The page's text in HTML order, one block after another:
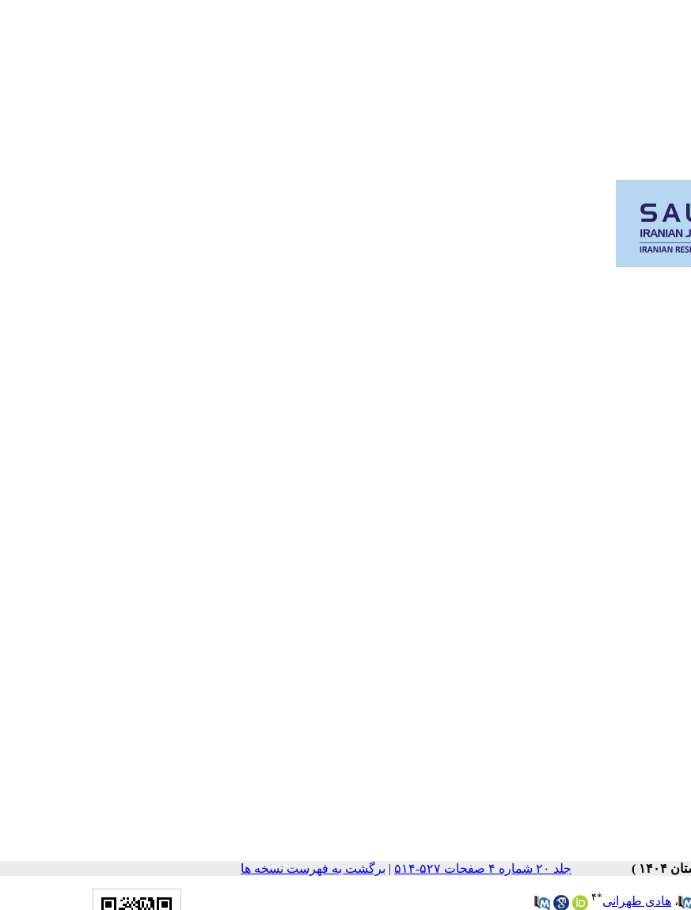
جلد ۲۰ شماره ۴ صفحات ۵۲۷-۵۱۴ | برگشت به فهرست نسخه ها
، هادی طهرانی*۴